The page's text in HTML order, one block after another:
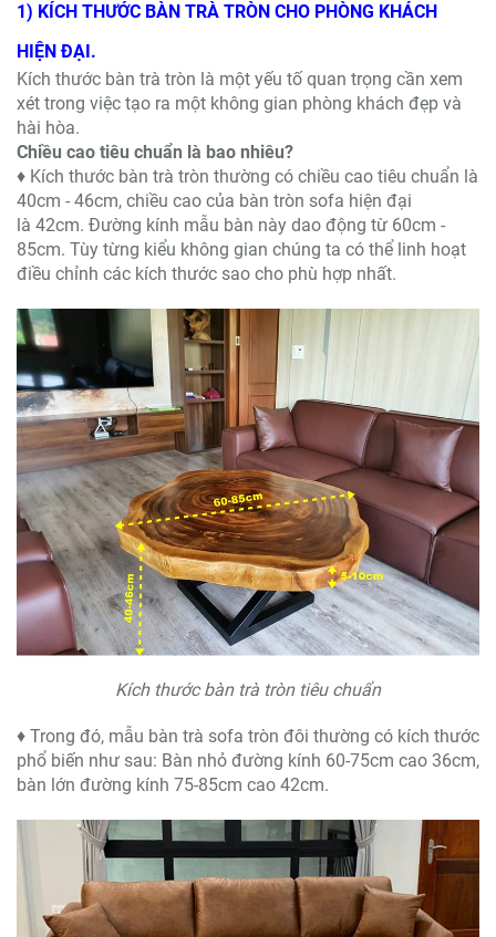
1) KÍCH THƯỚC BÀN TRÀ TRÒN CHO PHÒNG KHÁCH
HIỆN ĐẠI.
Kích thước bàn trà tròn là một yếu tố quan trọng cần xem
xét trong việc tạo ra một không gian phòng khách đẹp và
hài hòa.
Chiều cao tiêu chuẩn là bao nhiêu?
♦ Kích thước bàn trà tròn thường có chiều cao tiêu chuẩn là
40cm - 46cm, chiều cao của bàn tròn sofa hiện đại
là 42cm. Đường kính mẫu bàn này dao động từ 60cm -
85cm. Tùy từng kiểu không gian chúng ta có thể linh hoạt
điều chỉnh các kích thước sao cho phù hợp nhất.
Kích thước bàn trà tròn tiêu chuẩn
♦ Trong đó, mẫu bàn trà sofa tròn đôi thường có kích thước
phổ biến như sau: Bàn nhỏ đường kính 60-75cm cao 36cm,
bàn lớn đường kính 75-85cm cao 42cm.